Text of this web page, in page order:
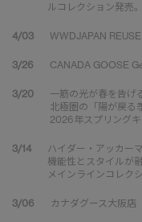
ルコレクション発売。
4/03 WWDJAPAN
3/26 CANADA GOOSE
3/20
一筋の光が春を告げ
北極圏の「陽が戻る
2026年スプリング
3/14
ハイダー・アッカー
機能性とスタイルが
メインラインコレク
3/06 カナダグース大阪